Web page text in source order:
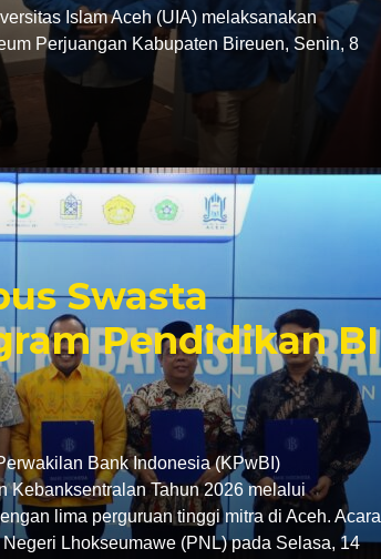
Islam Aceh (UIA) melaksanakan
Perjuangan Kabupaten Bireuen, Senin, 8
Swasta
Pendidikan BI
Bank Indonesia (KPwBI)
Kebanksentralan Tahun 2026 melalui
lima perguruan tinggi mitra di Aceh. Acara
Lhokseumawe (PNL) pada Selasa, 14